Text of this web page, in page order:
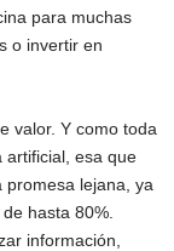
para muchas
o invertir en
valor. Y como toda
artificial, esa que
promesa lejana, ya
hasta 80%.
información,